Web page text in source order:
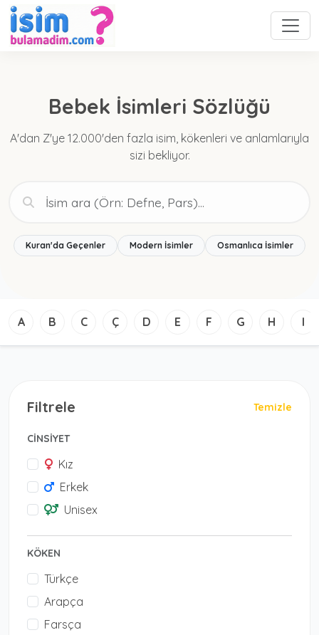
Bebek İsimleri Sözlüğü
A'dan Z'ye 12.000'den fazla isim, kökenleri ve anlamlarıyla
sizi bekliyor.
Kuran'da Geçenler Modern İsimler Osmanlıca İsimler
A B C Ç D E F G H I
Filtrele Temizle
CİNSİYET
Kız
Erkek
Unisex
KÖKEN
Türkçe
Arapça
Farsça